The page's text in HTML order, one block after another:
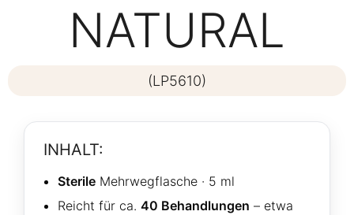
NATURAL
(LP5610)
INHALT:
Sterile Mehrwegflasche · 5 ml
Reicht für ca. 40 Behandlungen – etwa